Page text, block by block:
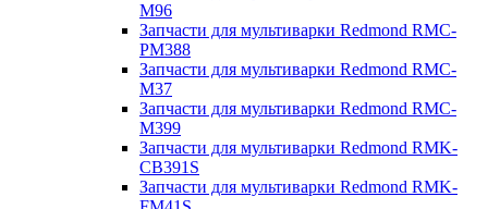
M96
Запчасти для мультиварки Redmond RMC-
PM388
Запчасти для мультиварки Redmond RMC-
M37
Запчасти для мультиварки Redmond RMC-
M399
Запчасти для мультиварки Redmond RMK-
CB391S
Запчасти для мультиварки Redmond RMK-